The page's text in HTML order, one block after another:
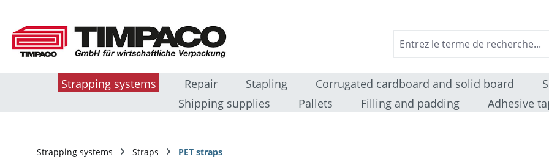
Strapping systems Repair Stapling Corrugated cardboard and solid board
Shipping supplies
Pallets Filling and padding Adhesive
Strapping systems Straps PET straps